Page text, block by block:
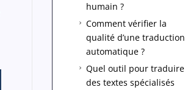
humain ?
5
Comment vérifier la
qualité d’une traduction
automatique ?
5
Quel outil pour traduire
des textes spécialisés